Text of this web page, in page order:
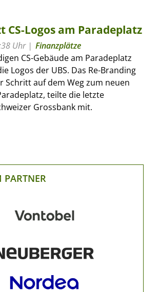
CS-Logos am Paradeplatz
Uhr
Finanzplätze
CS-Gebäude am Paradeplatz
Logos der UBS. Das Re-Branding
Schritt auf dem Weg zum neuen
teilte die letzte
Grossbank mit.
PARTNER